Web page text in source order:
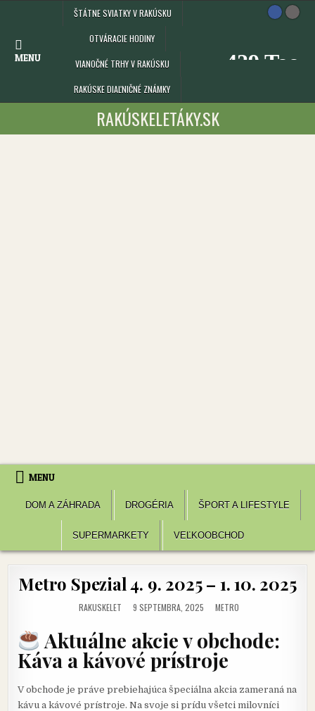
MENU
ŠTÁTNE SVIATKY V RAKÚSKU
OTVÁRACIE HODINY
VIANOČNÉ TRHY V RAKÚSKU
RAKÚSKE DIAĽNIČNÉ ZNÁMKY
RAKÚSKELETÁKY.SK
MENU
DOM A ZÁHRADA DROGÉRIA ŠPORT A LIFESTYLE
SUPERMARKETY VEĽKOOBCHOD
Metro Spezial 4. 9. 2025 – 1. 10. 2025
RAKUSKELET 9 SEPTEMBRA, 2025 POSTED
IN
METRO
Aktuálne akcie v obchode:
Káva a kávové prístroje
V obchode je práve prebiehajúca špeciálna akcia zameraná na
kávu a kávové prístroje. Na svoje si prídu všetci milovníci